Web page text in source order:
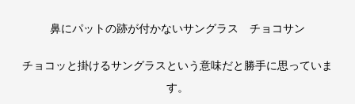
鼻にパットの跡が付かないサングラス チョコサン
チョコッと掛けるサングラスという意味だと勝手に思っていま
す。